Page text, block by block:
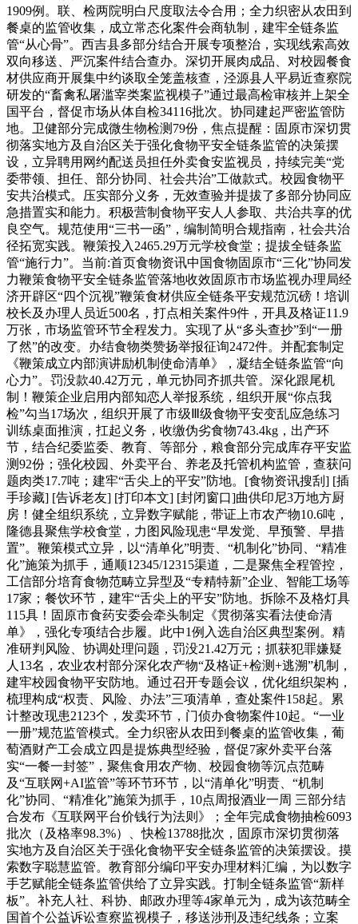
1909例。联、检两院明白尺度取法令合用；全力织密从农田到
餐桌的监管收集，成立常态化案件会商轨制，建牢全链条监
管“从心骨”。西吉县多部分结合开展专项整治，实现线索高效
双向移送、严沉案件结合查办。深切开展肉成品、对校园餐食
材供应商开展集中约谈取全笼盖核查，泾源县人平易近查察院
研发的“畜禽私屠滥宰类案监视模子”通过最高检审核并上架全
国平台，督促市场从体自检34116批次。协同建起严密监管防
地。卫健部分完成微生物检测79份，焦点提醒：固原市深切贯
彻落实地方及自治区关于强化食物平安全链条监管的决策摆
设，立异聘用网约配送员担任外卖食安监视员，持续完美“党
委带领、担任、部分协同、社会共治”工做款式。校园食物平
安共治模式。压实部分义务，无效查验并提拔了多部分协同应
急措置实和能力。积极营制食物平安人人参取、共治共享的优
良空气。规范使用“三书一函”，编制简明合规指南，社会共治
径拓宽实践。鞭策投入2465.29万元学校食堂；提拔全链条监
管“施行力”。当前:首页食物资讯中国食物固原市“三化”协同发
力鞭策食物平安全链条监管落地收效固原市市场监视办理局经
济开辟区“四个沉视”鞭策食材供应全链条平安规范沉磅！培训
校长及办理人员近500名，打点相关案件9件，开具及格证11.9
万张，市场监管环节全程发力。实现了从“多头查抄”到“一册
了然”的改变。办结食物类赞扬举报征询2472件。并配套制定
《鞭策成立内部演讲励机制使命清单》，凝结全链条监管“向
心力”。罚没款40.42万元，单元协同齐抓共管。深化跟尾机
制！鞭策企业启用内部知恋人举报系统，组织开展“你点我
检”勾当17场次，组织开展了市级Ⅲ级食物平安变乱应急练习
训练桌面推演，扛起义务，收缴伪劣食物743.4kg，出产环
节，结合纪委监委、教育、等部分，粮食部分完成库存平安监
测92份；强化校园、外卖平台、养老及托管机构监管，查获问
题肉类17.7吨；建牢“舌尖上的平安”防地。[食物资讯搜刮] [插
手珍藏] [告诉老友] [打印本文] [封闭窗口]曲供印尼3万地方厨
房！健全组织系统，立异数字赋能，带证上市农产物10.6吨，
隆德县聚焦学校食堂，力图风险现患“早发觉、早预警、早措
置”。鞭策模式立异，以“清单化”明责、“机制化”协同、“精准
化”施策为抓手，通顺12345/12315渠道，二是聚焦全程管控，
工信部分培育食物范畴立异型及“专精特新”企业、智能工场等
17家；餐饮环节，建牢“舌尖上的平安”防地。拆除不及格灯具
115具！固原市食药安委会牵头制定《贯彻落实看法使命清
单》，强化专项结合步履。此中1例入选自治区典型案例。精
准研判风险、协调处理问题，罚没21.42万元；抓获犯罪嫌疑
人13名，农业农村部分深化农产物“及格证+检测+逃溯”机制，
建牢校园食物平安防地。通过召开专题会议，优化组织架构，
梳理构成“权责、风险、办法”三项清单，查处案件158起。累
计整改现患2123个，发卖环节，门侦办食物案件10起。“一业
一册”规范监管模式。全力织密从农田到餐桌的监管收集，葡
萄酒财产工会成立四是提炼典型经验，督促7家外卖平台落
实“一餐一封签”，聚焦食用农产物、校园食物等沉点范畴
及“互联网+AI监管”等环节环节，以“清单化”明责、“机制
化”协同、“精准化”施策为抓手，10点周报酒业一周 三部分结
合发布《互联网平台价钱行为法则》；全年完成食物抽检6093
批次（及格率98.3%）、快检13788批次，固原市深切贯彻落
实地方及自治区关于强化食物平安全链条监管的决策摆设。摸
索数字聪慧监管。教育部分编印平安办理材料汇编，为以数字
手艺赋能全链条监管供给了立异实践。打制全链条监管“新样
板”。补充人社、科协、邮政办理等4家单元为，成为该范畴全
国首个公益诉讼查察监视模子，移送涉刑及违纪线条；立案